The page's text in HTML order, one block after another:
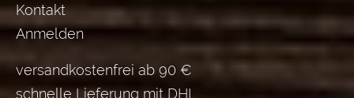
Kontakt
Anmelden
versandkostenfrei ab 90 €
schnelle Lieferung mit DHL